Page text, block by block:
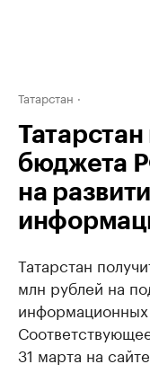
Татарстан
Татарстан
бюджета
на
Татарстан
млн рублей на
информационных
31 марта на